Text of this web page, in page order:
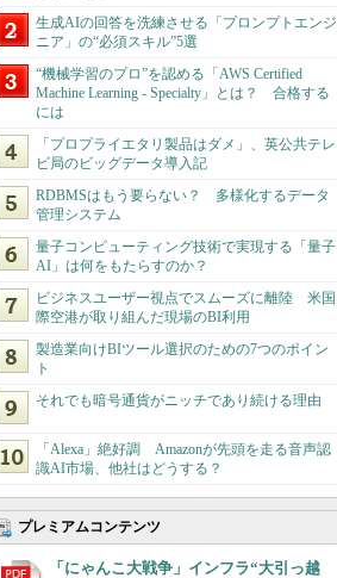
生成AIの回答を洗練させる「プロンプトエンジ
ニア」の“必須スキル”5選
“機械学習のプロ”を認める「AWS Certified
Machine Learning - Specialty」とは？ 合格する
には
「プロプライエタリ製品はダメ」、英公共テレ
ビ局のビッグデータ導入記
RDBMSはもう要らない？ 多様化するデータ
管理システム
量子コンピューティング技術で実現する「量子
AI」は何をもたらすのか？
ビジネスユーザー視点でスムーズに離陸 米国
際空港が取り組んだ現場のBI利用
製造業向けBIツール選択のための7つのポイン
ト
それでも暗号通貨がニッチであり続ける理由
「Alexa」絶好調 Amazonが先頭を走る音声認
識AI市場、他社はどうする？
プレミアムコンテンツ
「にゃんこ大戦争」インフラ“大引っ越